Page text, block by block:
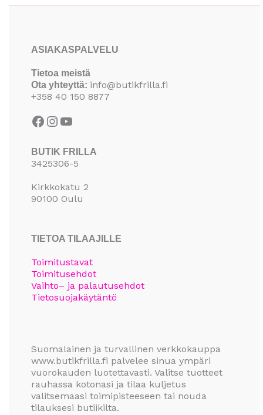
ASIAKASPALVELU
Tietoa meistä
Ota yhteyttä: info@butikfrilla.fi
+358 40 150 8877
BUTIK FRILLA
3425306-5
Kirkkokatu 2
90100 Oulu
TIETOA TILAAJILLE
Toimitustavat
Toimitusehdot
Vaihto– ja palautusehdot
Tietosuojakäytäntö
Suomalainen ja turvallinen verkkokauppa
www.butikfrilla.fi palvelee sinua ympäri
vuorokauden luotettavasti. Valitse tuotteet
rauhassa kotonasi ja tilaa kuljetus
valitsemaasi toimipisteeseen tai nouda
tilauksesi butiikilta.